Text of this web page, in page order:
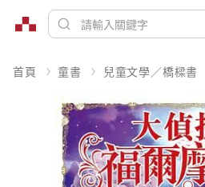
首頁 童書 兒童文學／橋樑書